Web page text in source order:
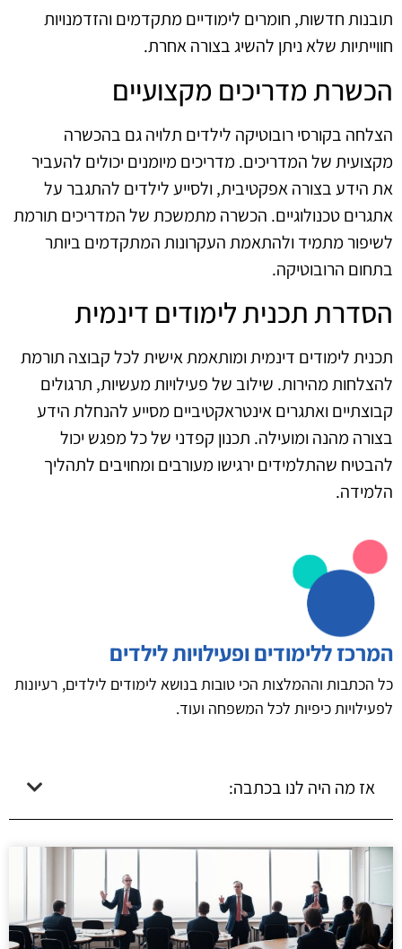
תובנות חדשות, חומרים לימודיים מתקדמים והזדמנויות
חווייתיות שלא ניתן להשיג בצורה אחרת.
הכשרת מדריכים מקצועיים
הצלחה בקורסי רובוטיקה לילדים תלויה גם בהכשרה
מקצועית של המדריכים. מדריכים מיומנים יכולים להעביר
את הידע בצורה אפקטיבית, ולסייע לילדים להתגבר על
אתגרים טכנולוגיים. הכשרה מתמשכת של המדריכים תורמת
לשיפור מתמיד ולהתאמת העקרונות המתקדמים ביותר
בתחום הרובוטיקה.
הסדרת תכנית לימודים דינמית
תכנית לימודים דינמית ומותאמת אישית לכל קבוצה תורמת
להצלחות מהירות. שילוב של פעילויות מעשיות, תרגולים
קבוצתיים ואתגרים אינטראקטיביים מסייע להנחלת הידע
בצורה מהנה ומועילה. תכנון קפדני של כל מפגש יכול
להבטיח שהתלמידים ירגישו מעורבים ומחויבים לתהליך
הלמידה.
המרכז ללימודים ופעילויות לילדים
כל הכתבות וההמלצות הכי טובות בנושא לימודים לילדים, רעיונות
לפעילויות כיפיות לכל המשפחה ועוד.
אז מה היה לנו בכתבה: